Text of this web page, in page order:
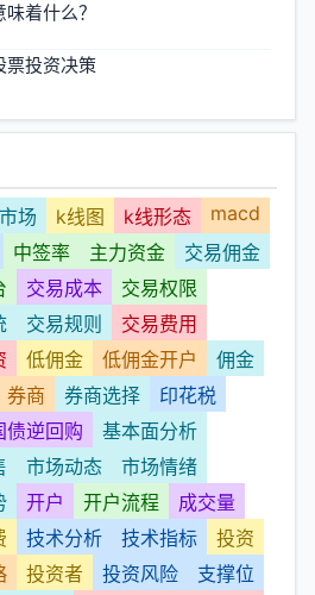
着什么？
票投资决策
场 k线图 k线形态
macd
中签率 主力资金
交易佣金
交易成本
交易权限
交易规则
交易费用
低佣金 低佣金开户
佣金
券商 券商选择
印花税
债逆回购
基本面分析
市场动态
市场情绪
开户 开户流程
成交量
技术分析 技术指标
投资
投资者 投资风险
支撑位